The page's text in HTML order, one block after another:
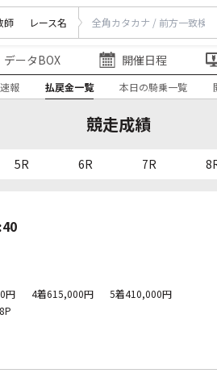
師 レース名
データBOX 開催日程
報 払戻金一覧 本日の騎乗一覧
競走成績
5R 6R 7R
円 4着615,000円
5着410,000円